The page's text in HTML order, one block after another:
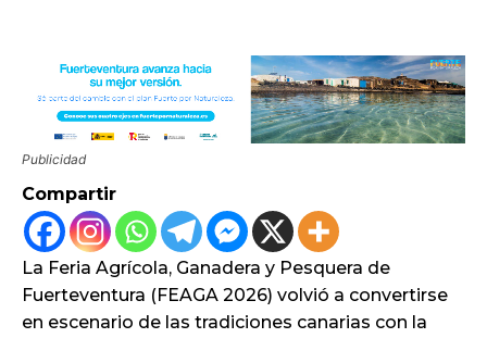
Publicidad
Compartir
La Feria Agrícola, Ganadera y Pesquera de
Fuerteventura (FEAGA 2026) volvió a convertirse
en escenario de las tradiciones canarias con la